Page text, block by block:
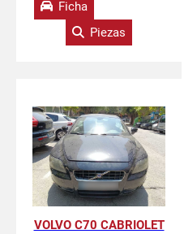
Ficha
Piezas
VOLVO C70 CABRIOLET